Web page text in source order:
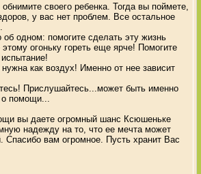
своего ребенка. Тогда вы поймете,
у вас нет проблем. Все остальное
одном: помогите сделать эту жизнь
огоньку гореть еще ярче! Помогите
как воздух! Именно от нее зависит
Прислушайтесь...может быть именно
помощи...
вы даете огромный шанс Ксюшеньке
надежду на то, что ее мечта может
Спасибо вам огромное. Пусть хранит Вас